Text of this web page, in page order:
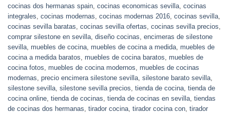
cocinas dos hermanas spain cocinas economicas sevilla cocinas
integrales cocinas modernas cocinas modernas 2016 cocinas sevilla
cocinas sevilla baratas cocinas sevilla ofertas cocinas sevilla precios
comprar silestone en sevilla diseño cocinas encimeras de silestone
sevilla muebles de cocina muebles de cocina a medida muebles de
cocina a medida baratos muebles de cocina baratos muebles de
cocina fotos muebles de cocina modernos muebles de cocinas
modernas precio encimera silestone sevilla silestone barato sevilla
silestone sevilla silestone sevilla precios tienda de cocina tienda de
cocina online tienda de cocinas tienda de cocinas en sevilla tiendas
de cocinas dos hermanas tirador cocina tirador cocina con tirador